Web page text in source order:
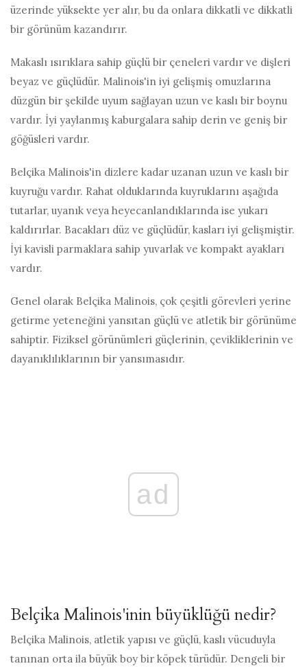
üzerinde yüksekte yer alır, bu da onlara dikkatli ve dikkatli
bir görünüm kazandırır.
Makaslı ısırıklara sahip güçlü bir çeneleri vardır ve dişleri
beyaz ve güçlüdür. Malinois'in iyi gelişmiş omuzlarına
düzgün bir şekilde uyum sağlayan uzun ve kaslı bir boynu
vardır. İyi yaylanmış kaburgalara sahip derin ve geniş bir
göğüsleri vardır.
Belçika Malinois'in dizlere kadar uzanan uzun ve kaslı bir
kuyruğu vardır. Rahat olduklarında kuyruklarını aşağıda
tutarlar, uyanık veya heyecanlandıklarında ise yukarı
kaldırırlar. Bacakları düz ve güçlüdür, kasları iyi gelişmiştir.
İyi kavisli parmaklara sahip yuvarlak ve kompakt ayakları
vardır.
Genel olarak Belçika Malinois, çok çeşitli görevleri yerine
getirme yeteneğini yansıtan güçlü ve atletik bir görünüme
sahiptir. Fiziksel görünümleri güçlerinin, çevikliklerinin ve
dayanıklılıklarının bir yansımasıdır.
ad
Belçika Malinois'inin büyüklüğü nedir?
Belçika Malinois, atletik yapısı ve güçlü, kaslı vücuduyla
tanınan orta ila büyük boy bir köpek türüdür. Dengeli bir